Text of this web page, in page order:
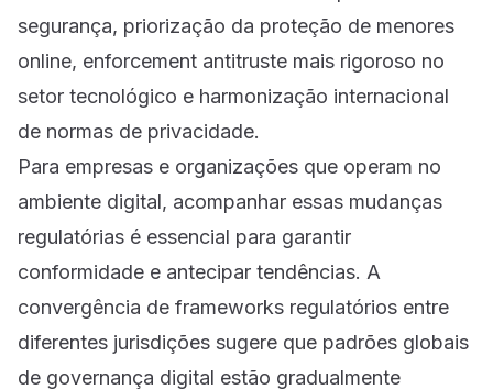
segurança, priorização da proteção de menores
online, enforcement antitruste mais rigoroso no
setor tecnológico e harmonização internacional
de normas de privacidade.
Para empresas e organizações que operam no
ambiente digital, acompanhar essas mudanças
regulatórias é essencial para garantir
conformidade e antecipar tendências. A
convergência de frameworks regulatórios entre
diferentes jurisdições sugere que padrões globais
de governança digital estão gradualmente